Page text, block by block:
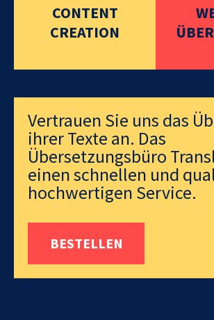
CONTENT
CREATION
Vertrauen Sie uns das
ihrer Texte an. Das
Übersetzungsbüro
einen schnellen und
hochwertigen Service.
BESTELLEN